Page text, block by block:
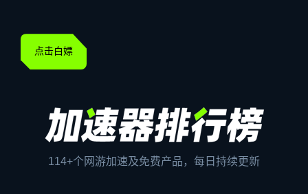
点击白嫖
114+个网游加速及免费产品，每日持续更新